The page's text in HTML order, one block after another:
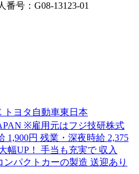
号：G08-13123-01